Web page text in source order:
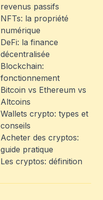
revenus passifs
NFTs: la propriété
numérique
DeFi: la finance
décentralisée
Blockchain:
fonctionnement
Bitcoin vs Ethereum vs
Altcoins
Wallets crypto: types et
conseils
Acheter des cryptos:
guide pratique
Les cryptos: définition